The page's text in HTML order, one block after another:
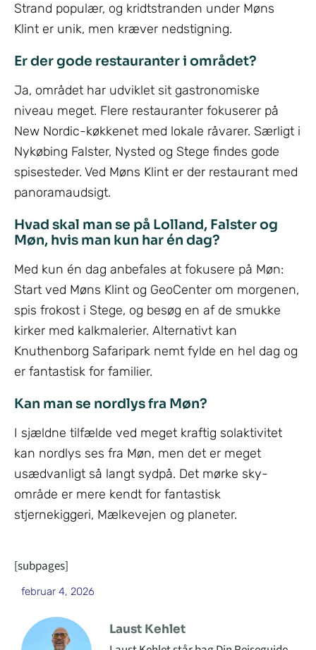
Strand populær, og kridtstranden under Møns
Klint er unik, men kræver nedstigning.
Er der gode restauranter i området?
Ja, området har udviklet sit gastronomiske
niveau meget. Flere restauranter fokuserer på
New Nordic-køkkenet med lokale råvarer. Særligt i
Nykøbing Falster, Nysted og Stege findes gode
spisesteder. Ved Møns Klint er der restaurant med
panoramaudsigt.
Hvad skal man se på Lolland, Falster og
Møn, hvis man kun har én dag?
Med kun én dag anbefales at fokusere på Møn:
Start ved Møns Klint og GeoCenter om morgenen,
spis frokost i Stege, og besøg en af de smukke
kirker med kalkmalerier. Alternativt kan
Knuthenborg Safaripark nemt fylde en hel dag og
er fantastisk for familier.
Kan man se nordlys fra Møn?
I sjældne tilfælde ved meget kraftig solaktivitet
kan nordlys ses fra Møn, men det er meget
usædvanligt så langt sydpå. Det mørke sky-
område er mere kendt for fantastisk
stjernekiggeri, Mælkevejen og planeter.
[subpages]
februar 4, 2026
Laust Kehlet